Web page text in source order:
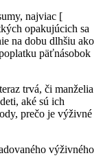
najviac [
opakujúcich sa
na dobu dlhšiu ako
päťnásobok
trvá, či manželia
aké sú ich
prečo je výživné
výživného